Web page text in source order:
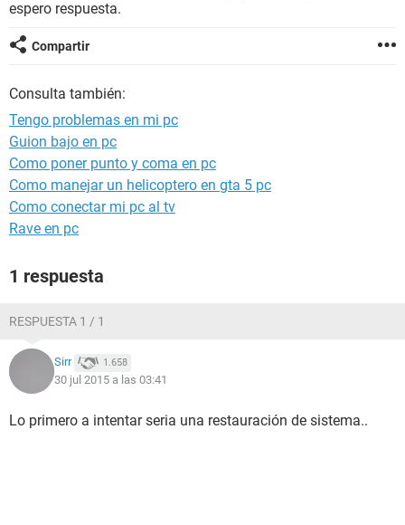
espero respuesta.
Compartir
Consulta también:
Tengo problemas en mi pc
Guion bajo en pc
Como poner punto y coma en pc
Como manejar un helicoptero en gta 5 pc
Como conectar mi pc al tv
Rave en pc
1 respuesta
RESPUESTA 1 / 1
Sirr 1.658
30 jul 2015 a las 03:41
Lo primero a intentar seria una restauración de sistema..